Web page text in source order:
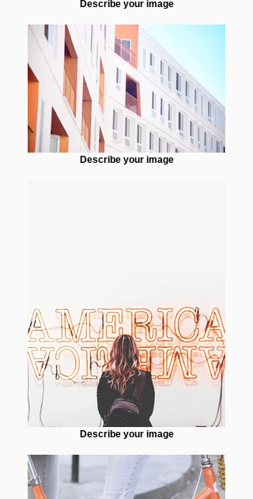
Describe your image
Describe your image
Describe your image